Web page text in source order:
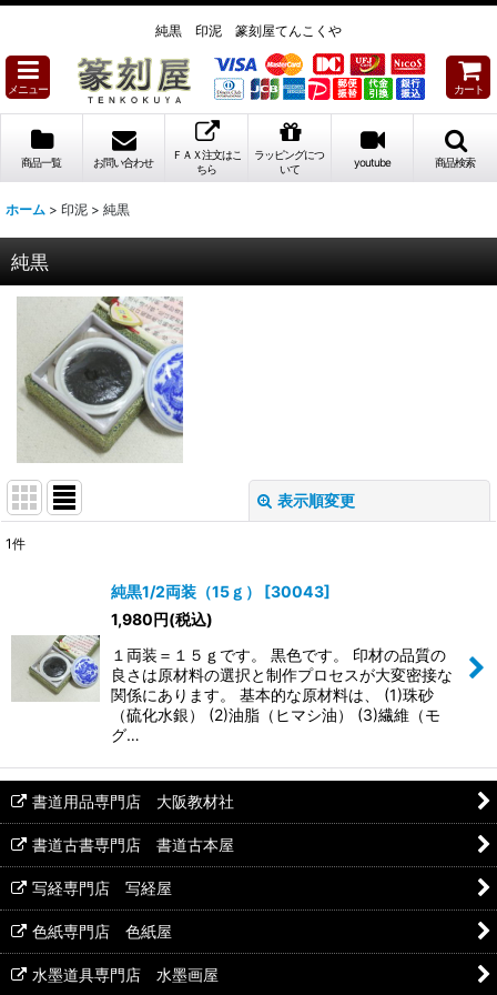
純黒 印泥 篆刻屋てんこくや
メニュー カート
商品一覧 お問い合わせ
ＦＡＸ注文はこ
ちら
ラッピングにつ
いて
youtube 商品検索
ホーム > 印泥 > 純黒
純黒
表示順変更
絞り込む
1件
純黒1/2両装（15ｇ） [30043]
1,980円(税込)
１両装＝１５ｇです。 黒色です。 印材の品質の
良さは原材料の選択と制作プロセスが大変密接な
関係にあります。 基本的な原材料は、 (1)珠砂
（硫化水銀） (2)油脂（ヒマシ油） (3)繊維（モ
グ…
書道用品専門店 大阪教材社
書道古書専門店 書道古本屋
写経専門店 写経屋
色紙専門店 色紙屋
水墨道具専門店 水墨画屋